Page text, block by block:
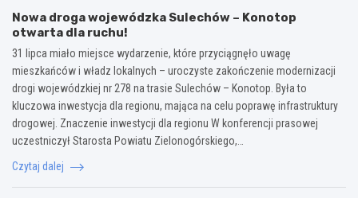
Nowa droga wojewódzka Sulechów – Konotop
otwarta dla ruchu!
31 lipca miało miejsce wydarzenie, które przyciągnęło uwagę
mieszkańców i władz lokalnych – uroczyste zakończenie modernizacji
drogi wojewódzkiej nr 278 na trasie Sulechów – Konotop. Była to
kluczowa inwestycja dla regionu, mająca na celu poprawę infrastruktury
drogowej. Znaczenie inwestycji dla regionu W konferencji prasowej
uczestniczył Starosta Powiatu Zielonogórskiego,…
Czytaj dalej